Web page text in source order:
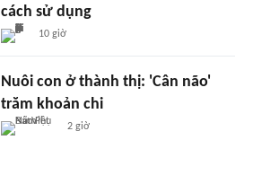
cách sử dụng
10 giờ
Nuôi con ở thành thị: 'Cân não'
trăm khoản chi
2 giờ